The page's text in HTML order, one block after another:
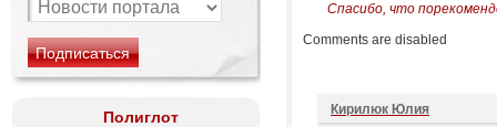
Полиглот
Спасибо, что
Comments are disabled
Кирилюк Юлия